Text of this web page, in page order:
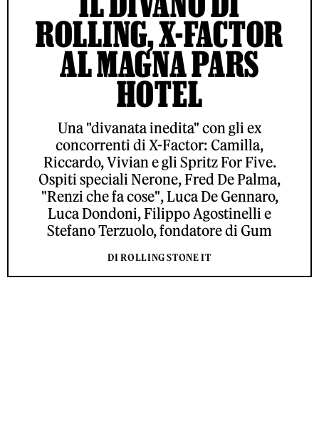
ROLLING, X-FACTOR
AL MAGNA PARS
HOTEL
Una "divanata inedita" con gli ex
concorrenti di X-Factor: Camilla,
Riccardo, Vivian e gli Spritz For Five.
Ospiti speciali Nerone, Fred De Palma,
"Renzi che fa cose", Luca De Gennaro,
Luca Dondoni, Filippo Agostinelli e
Stefano Terzuolo, fondatore di Gum
DI ROLLING STONE IT